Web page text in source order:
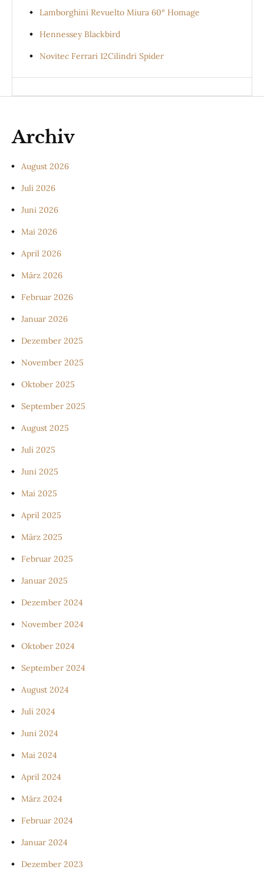
Lamborghini Revuelto Miura 60° Homage
Hennessey Blackbird
Novitec Ferrari 12Cilindri Spider
Archiv
August 2026
Juli 2026
Juni 2026
Mai 2026
April 2026
März 2026
Februar 2026
Januar 2026
Dezember 2025
November 2025
Oktober 2025
September 2025
August 2025
Juli 2025
Juni 2025
Mai 2025
April 2025
März 2025
Februar 2025
Januar 2025
Dezember 2024
November 2024
Oktober 2024
September 2024
August 2024
Juli 2024
Juni 2024
Mai 2024
April 2024
März 2024
Februar 2024
Januar 2024
Dezember 2023